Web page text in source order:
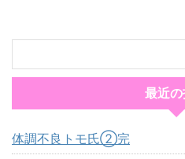
最近
体調不良トモ氏②完